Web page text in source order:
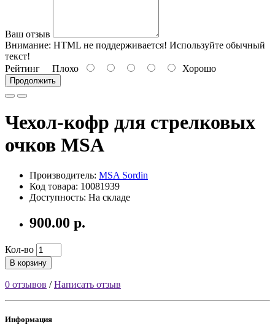
Ваш отзыв
Внимание: HTML не поддерживается! Используйте обычный
текст!
Рейтинг Плохо Хорошо
Продолжить
Чехол-кофр для стрелковых
очков MSA
Производитель: MSA Sordin
Код товара: 10081939
Доступность: На складе
900.00 р.
Кол-во
В корзину
0 отзывов /Написать отзыв
Информация